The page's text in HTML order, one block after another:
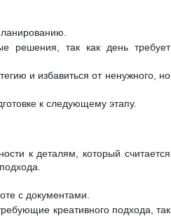
решения, так как день требует
и избавиться от ненужного, но
к следующему этапу.
к деталям, который считается
с документами.
креативного подхода, так